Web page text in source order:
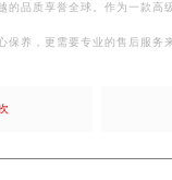
的品质享誉全球。作为一款高
保养，更需要专业的售后服务